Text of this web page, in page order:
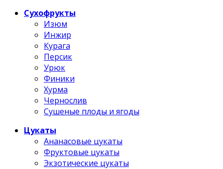
Сухофрукты
Изюм
Инжир
Курага
Персик
Урюк
Финики
Хурма
Чернослив
Сушеные плоды и ягоды
Цукаты
Ананасовые цукаты
Фруктовые цукаты
Экзотические цукаты